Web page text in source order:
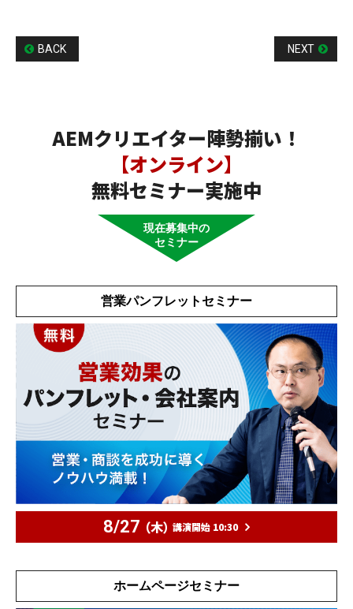
BACK NEXT
AEMクリエイター陣勢揃い！
【オンライン】
無料セミナー実施中
現在募集中の
セミナー
営業パンフレットセミナー
8/27 （木） 講演開始 10:30
ホームページセミナー